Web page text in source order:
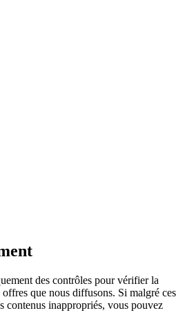
des contrôles pour vérifier la
que nous diffusons. Si malgré ces
contenus inappropriés, vous pouvez